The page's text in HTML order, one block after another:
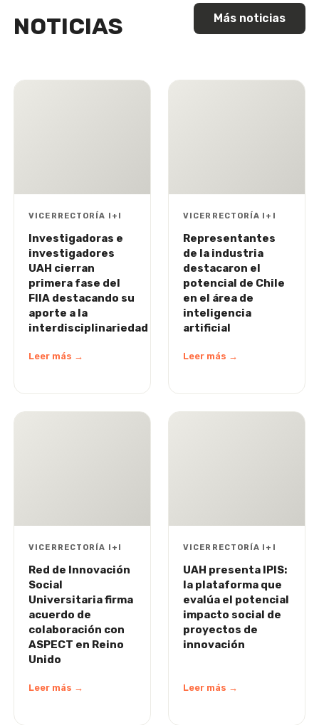
NOTICIAS Más noticias
VICERRECTORÍA I+I
Investigadoras e
investigadores
UAH cierran
primera fase del
FIIA destacando su
aporte a la
interdisciplinariedad
Leer más →
VICERRECTORÍA I+I
Representantes
de la industria
destacaron el
potencial de Chile
en el área de
inteligencia
artificial
Leer más →
VICERRECTORÍA I+I
Red de Innovación
Social
Universitaria firma
acuerdo de
colaboración con
ASPECT en Reino
Unido
Leer más →
VICERRECTORÍA I+I
UAH presenta IPIS:
la plataforma que
evalúa el potencial
impacto social de
proyectos de
innovación
Leer más →